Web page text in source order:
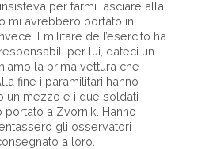
per farmi lasciare alla
mi avrebbero portato in
il militare dell’esercito ha
per lui, dateci un
la prima vettura che
fine i paramilitari hanno
un mezzo e i due soldati
portato a Zvornik. Hanno
gli osservatori
a loro.